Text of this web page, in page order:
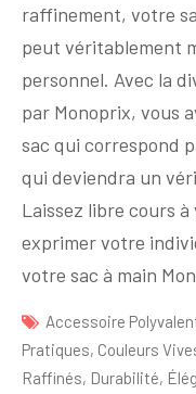
raffinement, votre
peut véritablement
personnel. Avec la
par Monoprix, vous
sac qui correspond
qui deviendra un
Laissez libre cours
exprimer votre
votre sac à main
Accessoire
Pratiques, Couleurs
Raffinés, Durabilité,